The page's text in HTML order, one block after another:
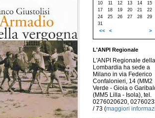
10
11 12 13 14 15
17
18 19 20 21 22
24
25 26 27 28 29
31
<< < >
L'ANPI Regionale
L'ANPI Regionale della
Lombardia ha sede a
Milano in via Federico
Confalonieri, 14 (MM2
Verde - Gioia o
(MM5 Lilla - Isola), tel.
0276020620,
/ 73 (maggiori